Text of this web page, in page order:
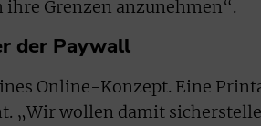
ihre Grenzen anzunehmen“.
der Paywall
Online-Konzept. Eine
„Wir wollen damit